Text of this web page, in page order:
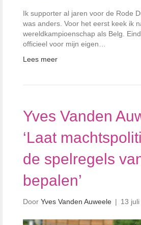
Ik supporter al jaren voor de Rode
was anders. Voor het eerst keek ik
wereldkampioenschap als Belg.
officieel voor mijn eigen…
Lees meer
Yves Vanden
‘Laat
de spelregels
bepalen’
Door Yves Vanden Auweele | 13